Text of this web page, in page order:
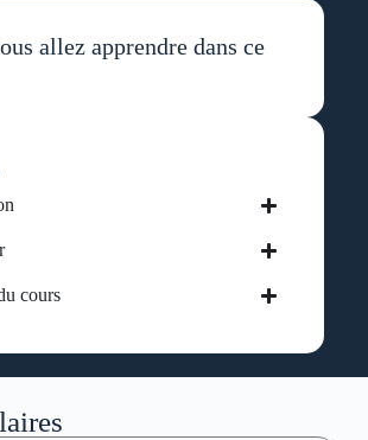
allez apprendre dans ce
cours